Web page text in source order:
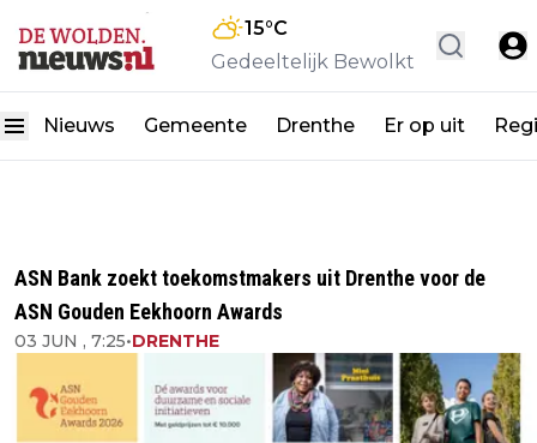
15°C
Gedeeltelijk Bewolkt
Nieuws Gemeente Drenthe Er op uit
ASN Bank zoekt toekomstmakers uit Drenthe voor de
ASN Gouden Eekhoorn Awards
03 JUN , 7:25•DRENTHE